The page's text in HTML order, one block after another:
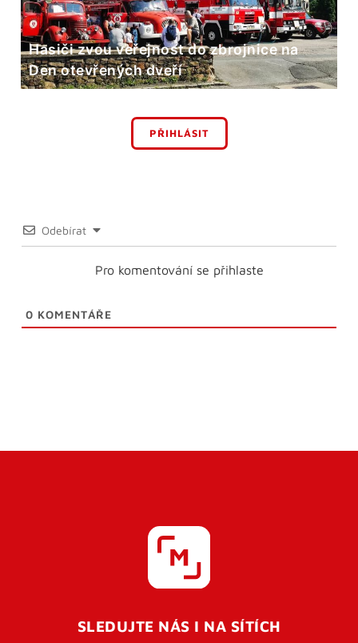
Hasiči zvou veřejnost do zbrojnice na
Den otevřených dveří
PŘIHLÁSIT
Odebírat
Pro komentování se přihlaste
0 KOMENTÁŘE
SLEDUJTE NÁS I NA SÍTÍCH